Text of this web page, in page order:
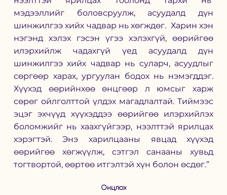
мэдээллийг боловсруулж, асуудалд дүн
шинжилгээ хийх чадвар нь хөгждөг.  Харин хэн
нэгэнд хэлэх гэсэн үгээ хэлэхгүй, өөрийгөө
илэрхийлж чадахгүй үед асуудалд дүн
шинжилгээ хийх чадвар нь суларч, асуудлыг
сөргөөр харах, ургуулан бодох нь нэмэгддэг.
Хүүхэд өөрийнхөө өнцгөөр л юмсыг харж
сөрөг ойлголттой үлдэх магадлалтай. Тиймээс
эцэг эхчүүд хүүхэддээ өөрийгөө илэрхийлэх
боломжийг нь хаахгүйгээр, нээлттэй ярилцах
хэрэгтэй. Энэ харилцааны явцад хүүхэд
өөрийгөө хөгжүүлж, сэтгэл санааны хувьд
тогтвортой, өөртөө итгэлтэй хүн болон өсдөг.”
Онцлох